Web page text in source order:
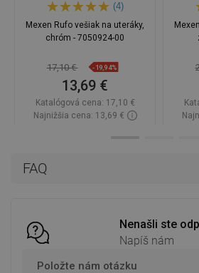
FAQ
Nenašli ste
Napíš nám
Položte nám otázku
(4)
Mexen Rufo vešiak na uteráky,
chróm - 7050924-00
17,10 € -19,94%
13,69 €
Katalógová cena: 17,10 €
Najnižšia cena: 13,69 €